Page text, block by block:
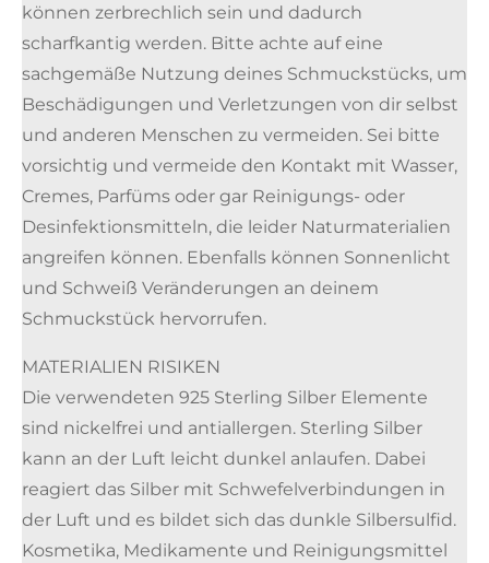
können zerbrechlich sein und dadurch
scharfkantig werden. Bitte achte auf eine
sachgemäße Nutzung deines Schmuckstücks, um
Beschädigungen und Verletzungen von dir selbst
und anderen Menschen zu vermeiden. Sei bitte
vorsichtig und vermeide den Kontakt mit Wasser,
Cremes, Parfüms oder gar Reinigungs- oder
Desinfektionsmitteln, die leider Naturmaterialien
angreifen können. Ebenfalls können Sonnenlicht
und Schweiß Veränderungen an deinem
Schmuckstück hervorrufen.
MATERIALIEN RISIKEN
Die verwendeten 925 Sterling Silber Elemente
sind nickelfrei und antiallergen. Sterling Silber
kann an der Luft leicht dunkel anlaufen. Dabei
reagiert das Silber mit Schwefelverbindungen in
der Luft und es bildet sich das dunkle Silbersulfid.
Kosmetika, Medikamente und Reinigungsmittel